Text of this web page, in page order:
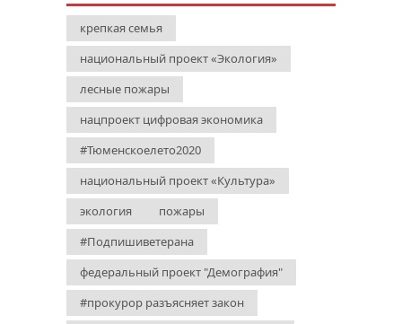
крепкая семья
национальный проект «Экология»
лесные пожары
нацпроект цифровая экономика
#Тюменскоелето2020
национальный проект «Культура»
экология
пожары
#Подпишиветерана
федеральный проект "Демография"
#прокурор разъясняет закон